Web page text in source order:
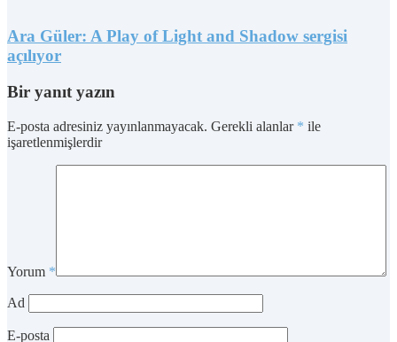
Ara Güler: A Play of Light and Shadow sergisi
açılıyor
Bir yanıt yazın
E-posta adresiniz yayınlanmayacak. Gerekli alanlar * ile
işaretlenmişlerdir
Yorum *
Ad
E-posta